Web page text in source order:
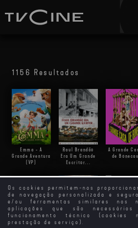
Os cookies permitem-nos
de navegação personalizada e
e/ou ferramentas similares nos
aplicações que são
funcionamento técnico (cookies
prestação de serviço).
1156 Resultados
Emma - A
Grande Aventura
(VP)
Raul Brandão
Era Um Grande
Escritor...
A Grande
de Bonecas
A Grande